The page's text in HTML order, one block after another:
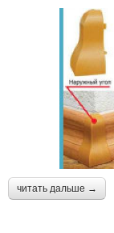
читать дальше →